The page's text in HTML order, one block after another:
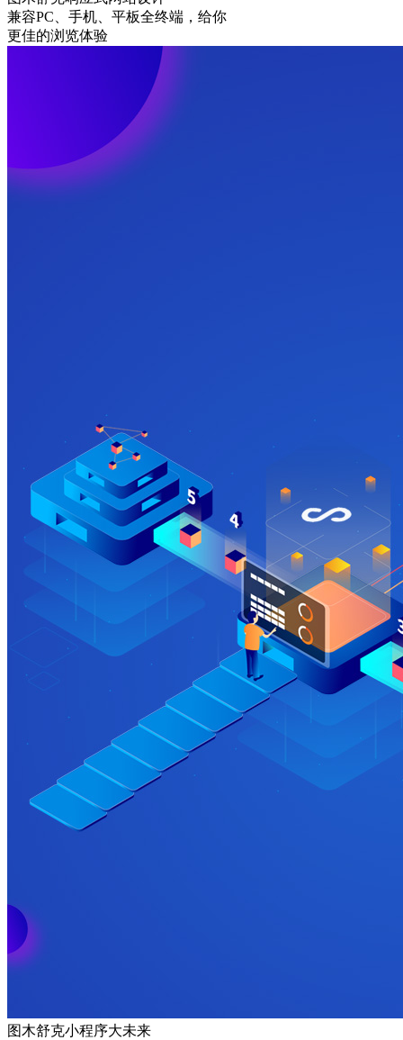
兼容PC、手机、平板全终端，给你
更佳的浏览体验
图木舒克小程序大未来